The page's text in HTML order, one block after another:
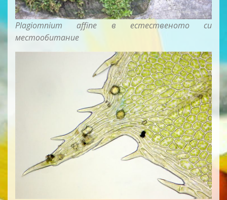
Plagiomnium affine в естественото си
местообитание